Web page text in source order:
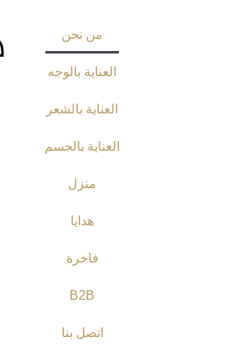
من نحن
العناية بالوجه
العناية بالشعر
العناية بالجسم
منزل
هدايا
فاخرة
B2B
اتصل بنا